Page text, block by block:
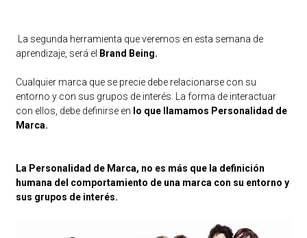
La segunda herramienta que veremos en esta semana de
aprendizaje, será el Brand Being.
Cualquier marca que se precie debe relacionarse con su
entorno y con sus grupos de interés. La forma de interactuar
con ellos, debe definirse en lo que llamamos Personalidad de
Marca.
La Personalidad de Marca, no es más que la definición
humana del comportamiento de una marca con su entorno y
sus grupos de interés.